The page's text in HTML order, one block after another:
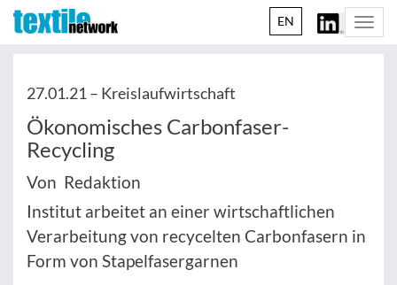
EN
27.01.21 – Kreislaufwirtschaft
Ökonomisches Carbonfaser-
Recycling
Von Redaktion
Institut arbeitet an einer wirtschaftlichen
Verarbeitung von recycelten Carbonfasern in
Form von Stapelfasergarnen